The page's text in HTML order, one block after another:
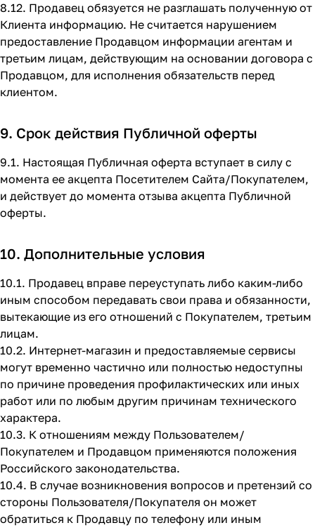
8.12. Продавец обязуется не разглашать полученную от
Клиента информацию. Не считается нарушением
предоставление Продавцом информации агентам и
третьим лицам, действующим на основании договора с
Продавцом, для исполнения обязательств перед
клиентом.
9. Срок действия Публичной оферты
9.1. Настоящая Публичная оферта вступает в силу с
момента ее акцепта Посетителем Сайта/Покупателем,
и действует до момента отзыва акцепта Публичной
оферты.
10. Дополнительные условия
10.1. Продавец вправе переуступать либо каким-либо
иным способом передавать свои права и обязанности,
вытекающие из его отношений с Покупателем, третьим
лицам.
10.2. Интернет-магазин и предоставляемые сервисы
могут временно частично или полностью недоступны
по причине проведения профилактических или иных
работ или по любым другим причинам технического
характера.
10.3. К отношениям между Пользователем/
Покупателем и Продавцом применяются положения
Российского законодательства.
10.4. В случае возникновения вопросов и претензий со
стороны Пользователя/Покупателя он может
обратиться к Продавцу по телефону или иным